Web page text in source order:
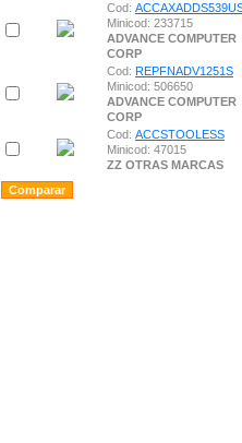
Cod:
Minicod: 233715
ADVANCE COMPUTER
CORP
Cod: REPFNADV1251S
Minicod: 506650
ADVANCE COMPUTER
CORP
Cod: ACCSTOOLESS
Minicod: 47015
ZZ OTRAS MARCAS